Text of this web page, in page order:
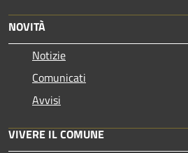
NOVITÀ
Notizie
Comunicati
Avvisi
VIVERE IL COMUNE